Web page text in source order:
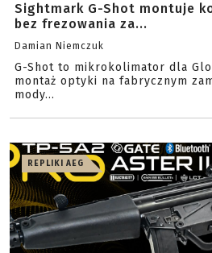
Sightmark G-Shot montuje
bez frezowania za...
Damian Niemczuk
G-Shot to mikrokolimator dla
montaż optyki na fabrycznym
mody...
REPLIKI AEG